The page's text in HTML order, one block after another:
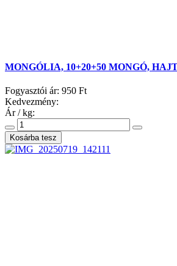
MONGÓLIA, 10+20+50 MONGÓ,
Fogyasztói ár: 950 Ft
Kedvezmény:
Ár / kg: